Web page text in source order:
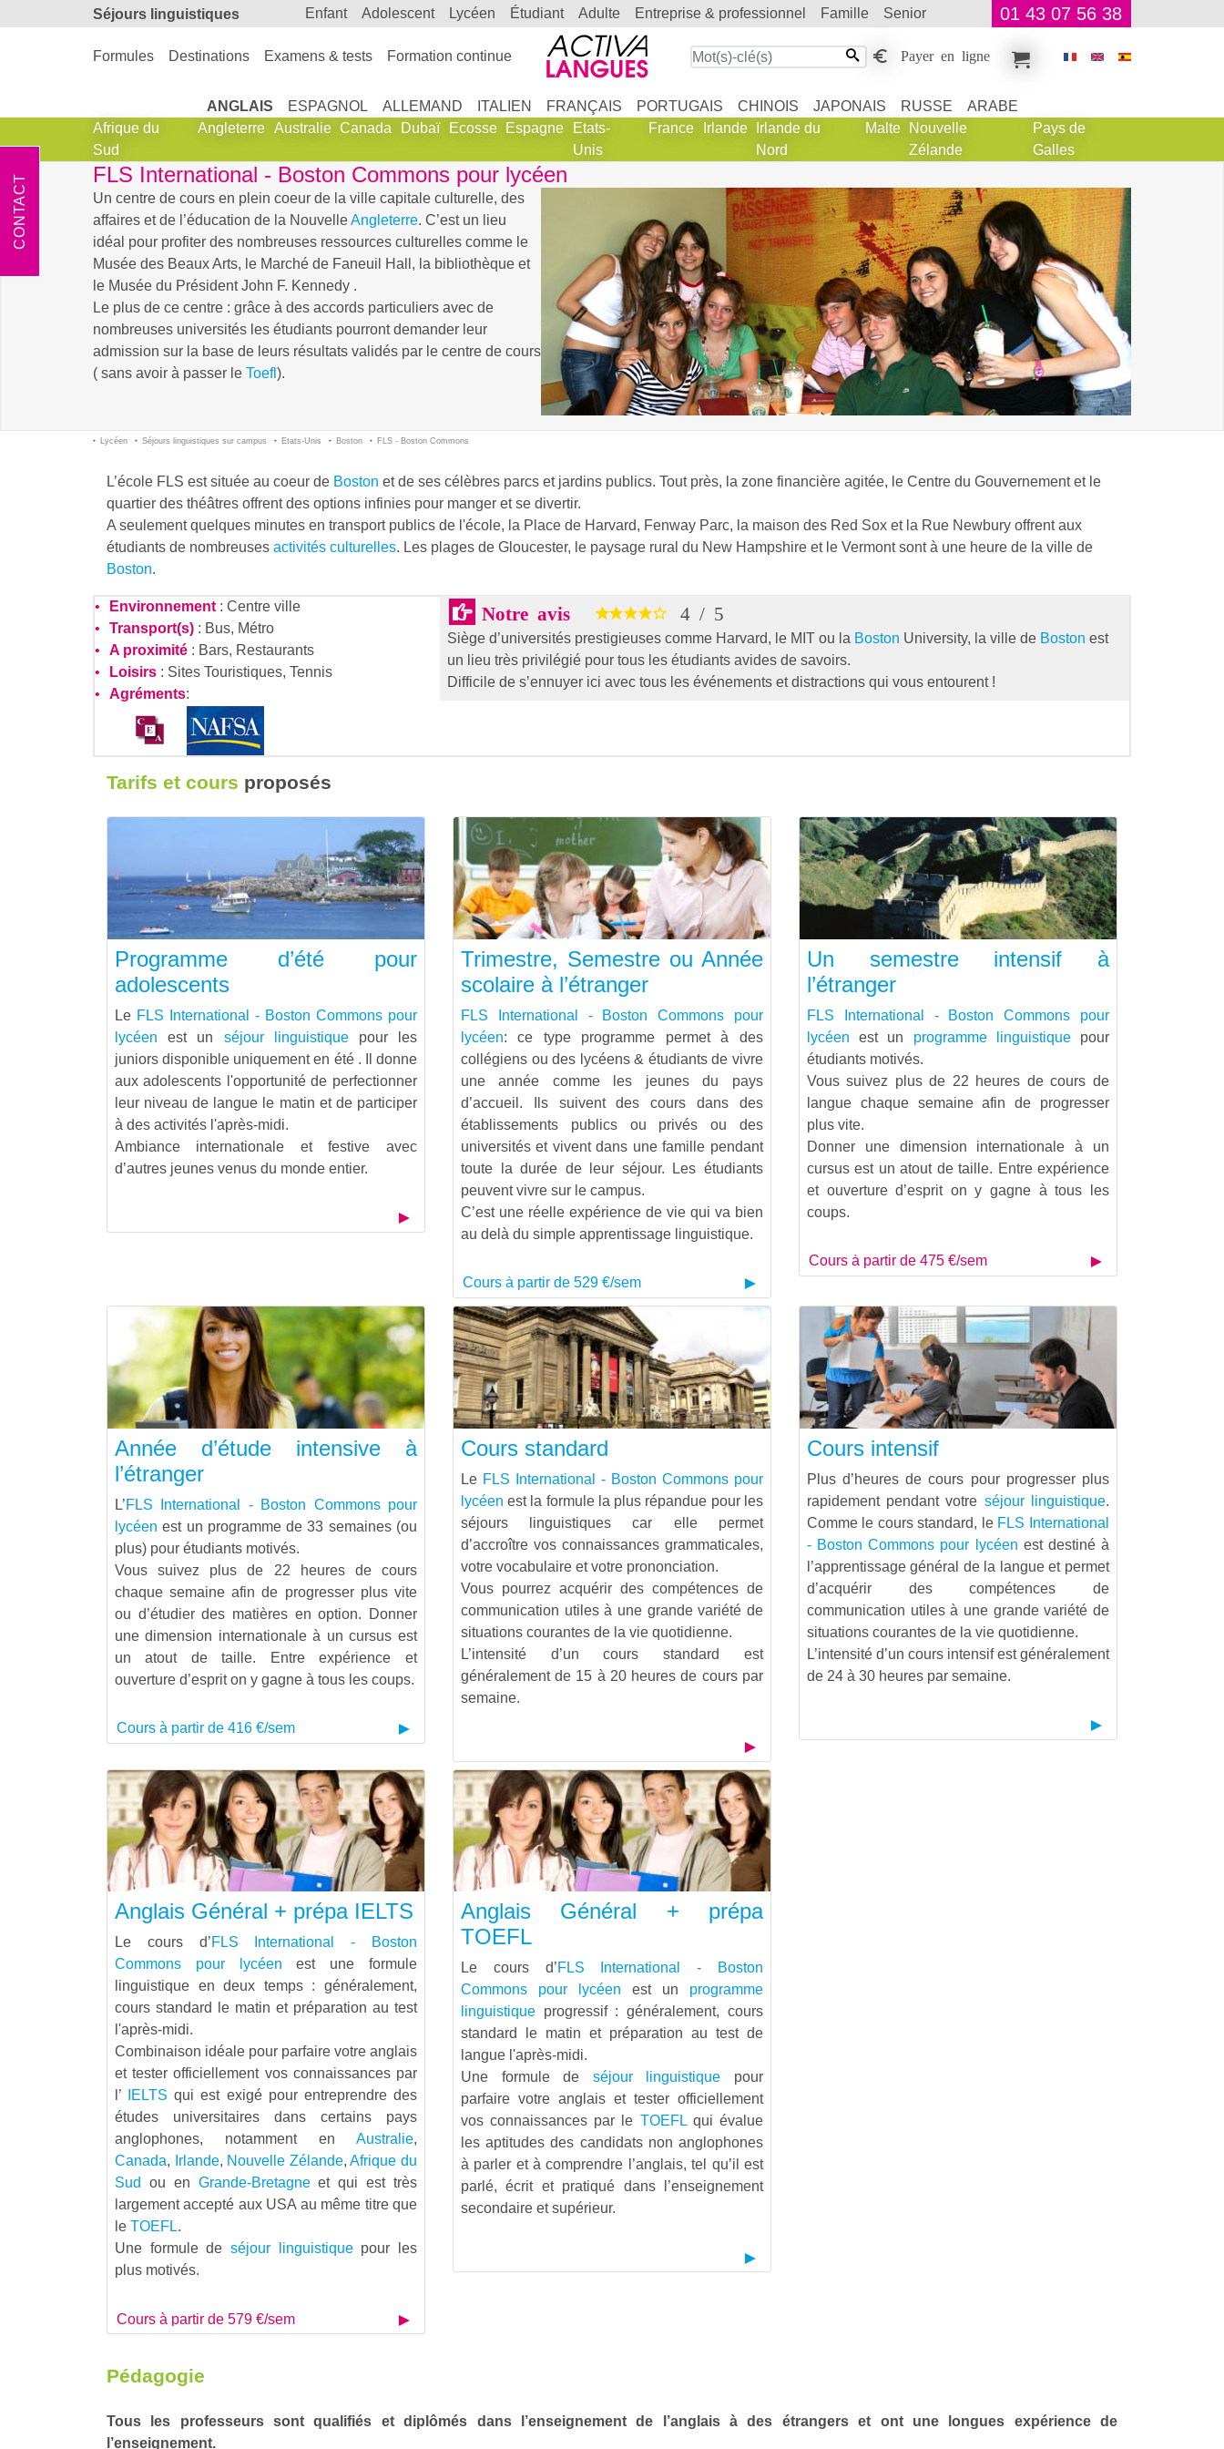
Séjours linguistiques enfant adolescent lycéen étudiant adulte entreprise & professionnel famille senior 01 43 07 56 38
Formules Destinations Examens & tests Formation continue Payer en ligne
ANGLAIS ESPAGNOL ALLEMAND ITALIEN FRANÇAIS PORTUGAIS CHINOIS JAPONAIS RUSSE
ARABE
Afrique du
Sud
Angleterre Australie Canada Dubaï Ecosse Espagne
Etats-
Unis
France Irlande
Irlande du
Nord
Malte
Nouvelle
Zélande
Pays de
Galles
FLS International - Boston Commons pour lycéen
Un centre de cours en plein coeur de la ville capitale culturelle, des
affaires et de l’éducation de la NouvelleAngleterre. C’est un lieu
idéal pour profiter des nombreuses ressources culturelles comme le
Musée des Beaux Arts, le Marché de Faneuil Hall, la bibliothèque et
le Musée du Président John F. Kennedy .
Le plus de ce centre : grâce à des accords particuliers avec de
nombreuses universités les étudiants pourront demander leur
admission sur la base de leurs résultats validés par le centre de cours
( sans avoir à passer le Toefl).
Lycéen Séjours linguistiques sur campus Etats-Unis Boston FLS - Boston Commons
L’école FLS est située au coeur de Boston et de ses célèbres parcs et jardins publics. Tout près, la zone financière agitée, le Centre du Gouvernement et le
quartier des théâtres offrent des options infinies pour manger et se divertir.
A seulement quelques minutes en transport publics de l'école, la Place de Harvard, Fenway Parc, la maison des Red Sox et la Rue Newbury offrent aux
étudiants de nombreuses activités culturelles. Les plages de Gloucester, le paysage rural du New Hampshire et le Vermont sont à une heure de la ville de
Boston.
Environnement: Centre ville
Transport(s): Bus, Métro
A proximité: Bars, Restaurants
Loisirs: Sites Touristiques, Tennis
Agréments:
Notre avis 4 / 5
Siège d’universités prestigieuses comme Harvard, le MIT ou la Boston University, la ville de Boston est
un lieu très privilégié pour tous les étudiants avides de savoirs.
Difficile de s’ennuyer ici avec tous les événements et distractions qui vous entourent !
Tarifs et cours proposés
Programme d’été pour
adolescents
Le FLS International - Boston Commons pour
lycéen est un séjour linguistiquepour les
juniors disponible uniquement en été . Il donne
aux adolescents l'opportunité de perfectionner
leur niveau de langue le matin et de participer
à des activités l'après-midi.
Ambiance internationale et festive avec
d’autres jeunes venus du monde entier.
Trimestre, Semestre ou Année
scolaire à l’étranger
FLS International - Boston Commons pour
lycéen: ce type programme permet à des
collégiens ou des lycéens & étudiants de vivre
une année comme les jeunes du pays
d’accueil. Ils suivent des cours dans des
établissements publics ou privés ou des
universités et vivent dans une famille pendant
toute la durée de leur séjour. Les étudiants
peuvent vivre sur le campus.
C’est une réelle expérience de vie qui va bien
au delà du simple apprentissage linguistique.
Cours à partir de 529 €/sem
Un semestre intensif à
l’étranger
FLS International - Boston Commons pour
lycéen est un programme linguistiquepour
étudiants motivés.
Vous suivez plus de 22 heures de cours de
langue chaque semaine afin de progresser
plus vite.
Donner une dimension internationale à un
cursus est un atout de taille. Entre expérience
et ouverture d’esprit on y gagne à tous les
coups.
Cours à partir de 475 €/sem
Année d’étude intensive à
l’étranger
L’FLS International - Boston Commons pour
lycéen est un programme de 33 semaines (ou
plus) pour étudiants motivés.
Vous suivez plus de 22 heures de cours
chaque semaine afin de progresser plus vite
ou d’étudier des matières en option. Donner
une dimension internationale à un cursus est
un atout de taille. Entre expérience et
ouverture d’esprit on y gagne à tous les coups.
Cours à partir de 416 €/sem
Cours standard
Le FLS International - Boston Commons pour
lycéen est la formule la plus répandue pour les
séjours linguistiques car elle permet
d’accroître vos connaissances grammaticales,
votre vocabulaire et votre prononciation.
Vous pourrez acquérir des compétences de
communication utiles à une grande variété de
situations courantes de la vie quotidienne.
L’intensité d’un cours standard est
généralement de 15 à 20 heures de cours par
semaine.
Cours intensif
Plus d’heures de cours pour progresser plus
rapidement pendant votre séjour linguistique.
Comme le cours standard, le FLS International
- Boston Commons pour lycéen est destiné à
l’apprentissage général de la langue et permet
d’acquérir des compétences de
communication utiles à une grande variété de
situations courantes de la vie quotidienne.
L’intensité d’un cours intensif est généralement
de 24 à 30 heures par semaine.
Anglais Général + prépa IELTS
Le cours d’FLS International - Boston
Commons pour lycéen est une formule
linguistique en deux temps : généralement,
cours standard le matin et préparation au test
l'après-midi.
Combinaison idéale pour parfaire votre anglais
et tester officiellement vos connaissances par
l’
IELTS qui est exigé pour entreprendre des
études universitaires dans certains pays
anglophones, notamment en Australie,
Canada, Irlande, Nouvelle Zélande,Afrique du
Sud
ou en Grande-Bretagneet qui est très
largement accepté aux USA au même titre que
le TOEFL.
Une formule de séjour linguistiquepour les
plus motivés.
Cours à partir de 579 €/sem
Anglais Général + prépa
TOEFL
Le cours d’FLS International - Boston
Commons pour lycéen est un programme
linguistiqueprogressif : généralement, cours
standard le matin et préparation au test de
langue l'après-midi.
Une formule de séjour linguistique pour
parfaire votre anglais et tester officiellement
vos connaissances par le TOEFLqui évalue
les aptitudes des candidats non anglophones
à parler et à comprendre l’anglais, tel qu’il est
parlé, écrit et pratiqué dans l’enseignement
secondaire et supérieur.
Pédagogie
Tous les professeurs sont qualifiés et diplômés dans l’enseignement de l’anglais à des étrangers et ont une longues expérience de
l’enseignement.
CONTACT